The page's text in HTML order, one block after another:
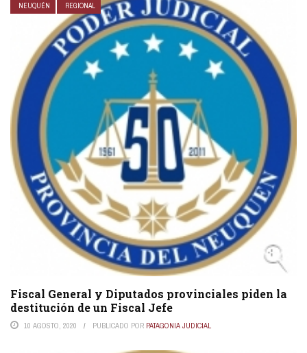
NEUQUÉN REGIONAL
Fiscal General y Diputados provinciales piden la
destitución de un Fiscal Jefe
10 AGOSTO, 2020 PUBLICADO POR PATAGONIA JUDICIAL